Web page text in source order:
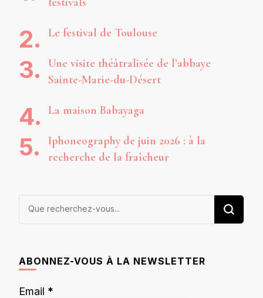
Le festival de Toulouse
Une visite théâtralisée de l’abbaye
Sainte-Marie-du-Désert
La maison Babayaga
Iphoneography de juin 2026 : à la
recherche de la fraîcheur
Vous
ABONNEZ-VOUS À LA NEWSLETTER
Email *